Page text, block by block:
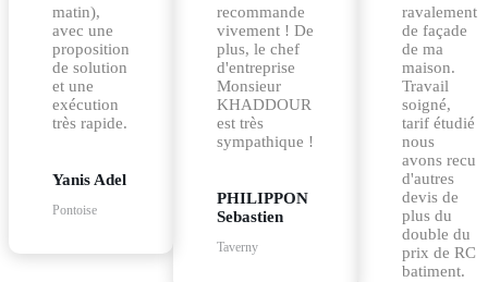
matin),
avec une
proposition
de solution
et une
exécution
très rapide.
Yanis Adel
Pontoise
recommande
vivement ! De
plus, le chef
d'entreprise
Monsieur
KHADDOUR
est très
sympathique !
PHILIPPON
Sebastien
Taverny
ravalement
de façade
de ma
maison.
Travail
soigné,
tarif étudié
nous
avons recu
d'autres
devis de
plus du
double du
prix de RC
batiment.